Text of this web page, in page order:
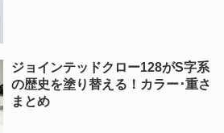
ジョインテッドクロー128がS字系
の歴史を塗り替える！カラー･重さ
まとめ